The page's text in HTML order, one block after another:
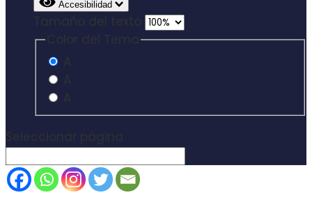
Accesibilidad